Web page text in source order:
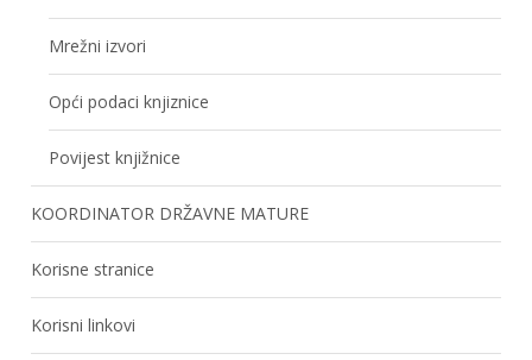
Mrežni izvori
Opći podaci knjiznice
Povijest knjižnice
KOORDINATOR DRŽAVNE MATURE
Korisne stranice
Korisni linkovi